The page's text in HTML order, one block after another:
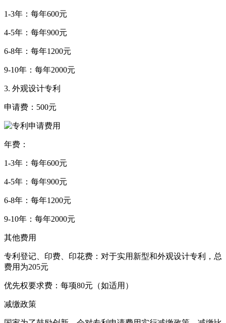
1-3年：每年600元
4-5年：每年900元
6-8年：每年1200元
9-10年：每年2000元
3. 外观设计专利
申请费：500元
年费：
1-3年：每年600元
4-5年：每年900元
6-8年：每年1200元
9-10年：每年2000元
其他费用
专利登记、印费、印花费：对于实用新型和外观设计专利，总
费用为205元
优先权要求费：每项80元（如适用）
减缴政策